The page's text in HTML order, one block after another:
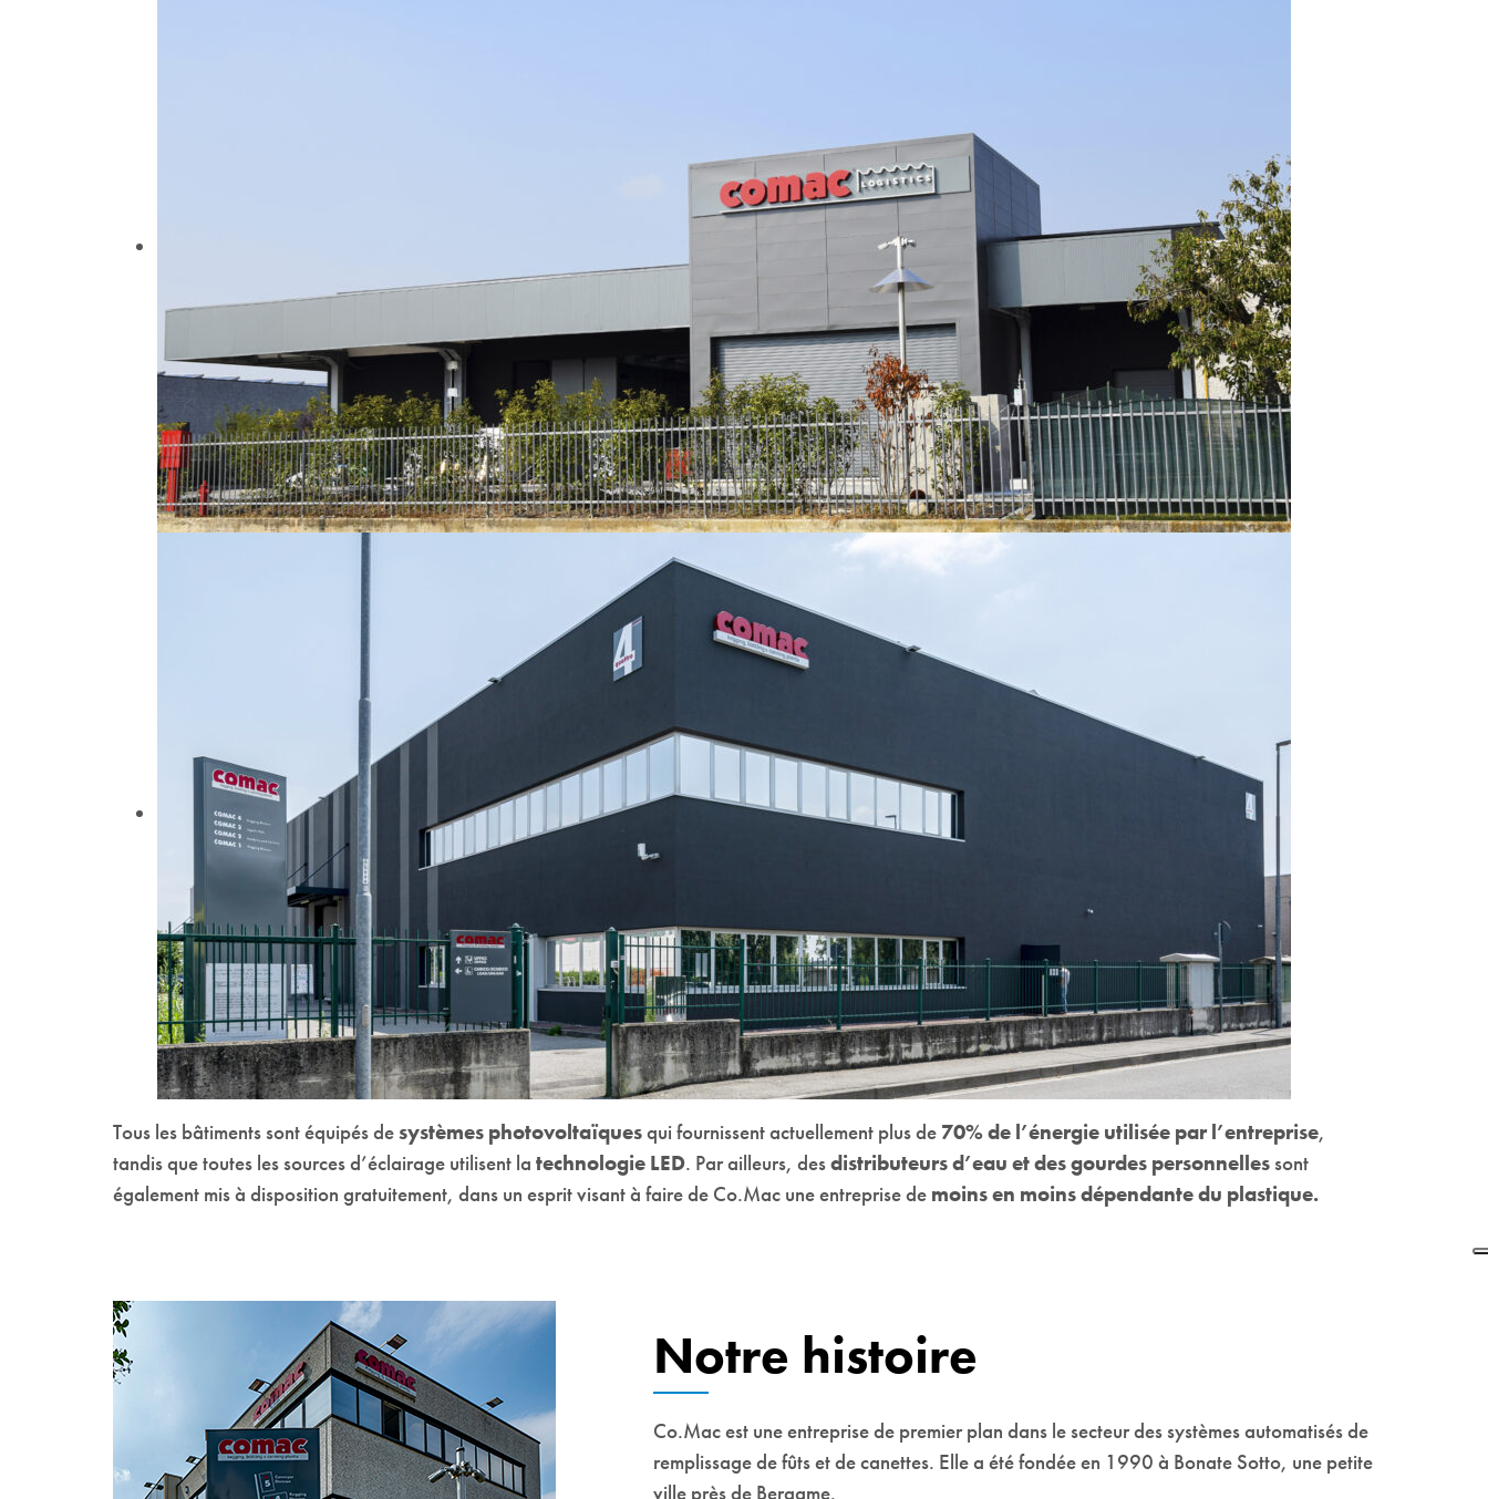
Tous les bâtiments sont équipés desystèmes photovoltaïquesqui fournissent actuellement plus de 70% de l’énergie utilisée par l’entreprise,
tandis que toutes les sources d’éclairage utilisent la technologie LED. Par ailleurs, desdistributeurs d’eau et des gourdes personnelles sont
également mis à disposition gratuitement, dans un esprit visant à faire de Co.Mac une entreprise de moins en moins dépendante du plastique.
Notre histoire
Co.Mac est une entreprise de premier plan dans le secteur des systèmes automatisés de
remplissage de fûts et de canettes. Elle a été fondée en 1990 à Bonate Sotto, une petite
ville près de Bergame.